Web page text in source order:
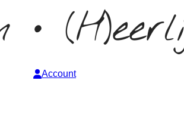
Account